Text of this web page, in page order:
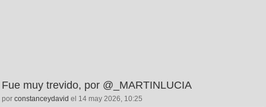
Fue muy trevido, por @_MARTINLUCIA
por constanceydavid el 14 may 2026, 10:25